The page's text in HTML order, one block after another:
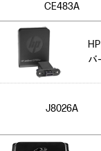
CE483A
バ
J8026A